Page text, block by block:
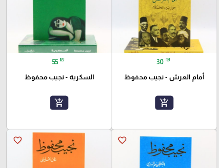
30 ₪
أمام العرش - نجيب محفوظ
add_shopping_cart
55 ₪
السكرية - نجيب محفوظ
add_shopping_cart
favorite_border
favorite_border